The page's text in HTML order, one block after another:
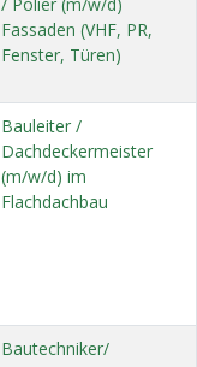
Fassaden (VHF, PR,
Fenster, Türen)
Bauleiter /
Dachdeckermeister
(m/w/d) im
Flachdachbau
Bautechniker/